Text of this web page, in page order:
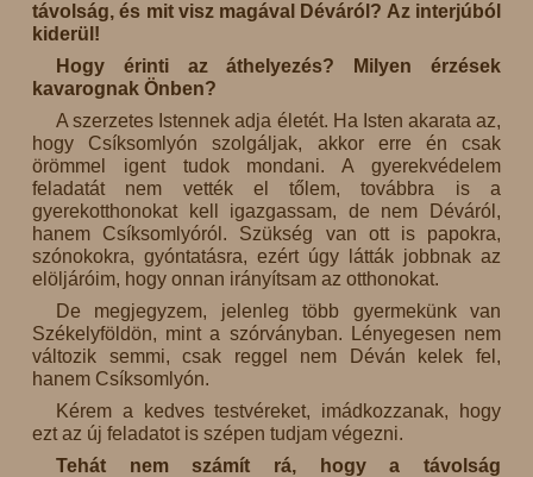
távolság, és mit visz magával Déváról? Az interjúból
kiderül!
Hogy érinti az áthelyezés? Milyen érzések
kavarognak Önben?
A szerzetes Istennek adja életét. Ha Isten akarata az,
hogy Csíksomlyón szolgáljak, akkor erre én csak
örömmel igent tudok mondani. A gyerekvédelem
feladatát nem vették el tőlem, továbbra is a
gyerekotthonokat kell igazgassam, de nem Déváról,
hanem Csíksomlyóról. Szükség van ott is papokra,
szónokokra, gyóntatásra, ezért úgy látták jobbnak az
elöljáróim, hogy onnan irányítsam az otthonokat.
De megjegyzem, jelenleg több gyermekünk van
Székelyföldön, mint a szórványban. Lényegesen nem
változik semmi, csak reggel nem Déván kelek fel,
hanem Csíksomlyón.
Kérem a kedves testvéreket, imádkozzanak, hogy
ezt az új feladatot is szépen tudjam végezni.
Tehát nem számít rá, hogy a távolság